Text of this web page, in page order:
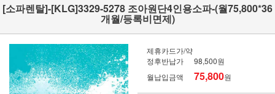
[소파렌탈]-[KLG]3329-5278 조아원단4인용소파-(월75,800*36
개월/등록비면제)
제휴카드가/약
정후반납가
98,500원
월납입금액
75,800원